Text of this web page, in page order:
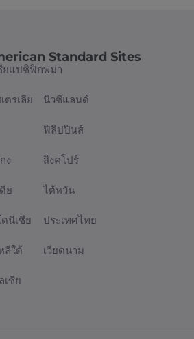
Standard Sites
ยแปซิฟิก
ตรเลีย
ง
ย
นีเซีย
ลีใต้
เซีย
พม่า
นิวซีแลนด์
ฟิลิปปินส์
สิงคโปร์
ไต้หวัน
ประเทศไทย
เวียดนาม